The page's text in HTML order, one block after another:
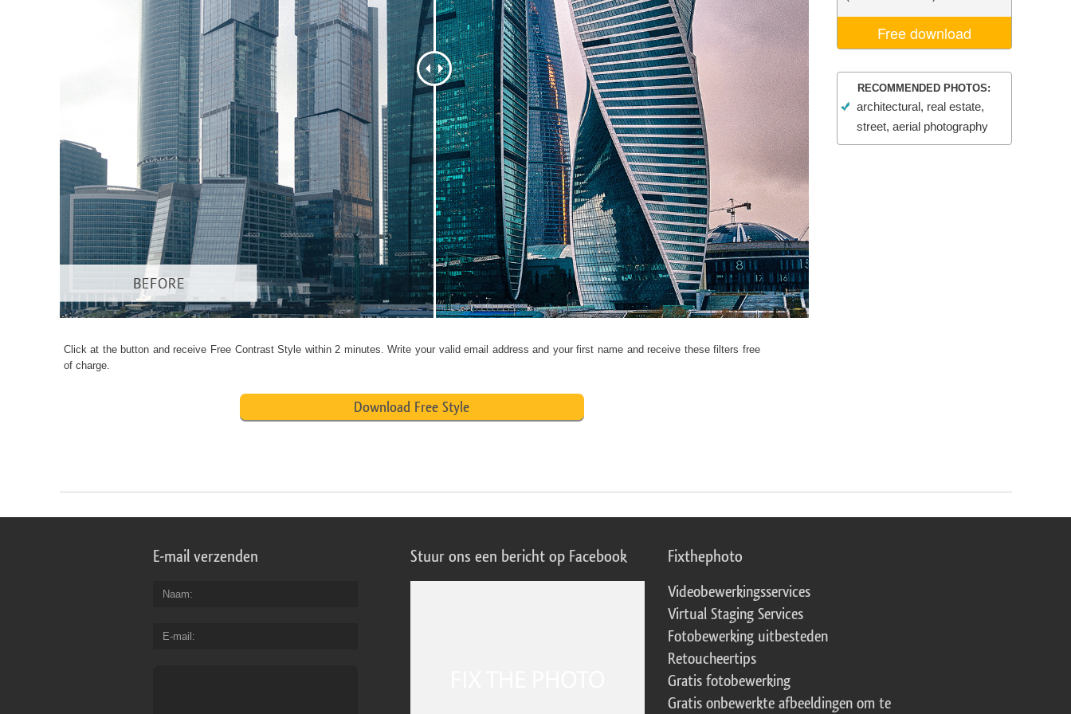
Productfoto's bewerken Sieraden Fotobewerking AI-trainingsgegevens Video Editing Services
Free download
RECOMMENDED PHOTOS:
architectural, real estate,
street, aerial photography
Click at the button and receive Free Contrast Style within 2 minutes. Write your valid email address and your first name and receive these filters free
of charge.
Download Free Style
E-mail verzenden
Naam
E-mail
Stuur ons een bericht op Facebook Fixthephoto
Videobewerkingsservices
Virtual Staging Services
Fotobewerking uitbesteden
Retoucheertips
Gratis fotobewerking
Gratis onbewerkte afbeeldingen om te